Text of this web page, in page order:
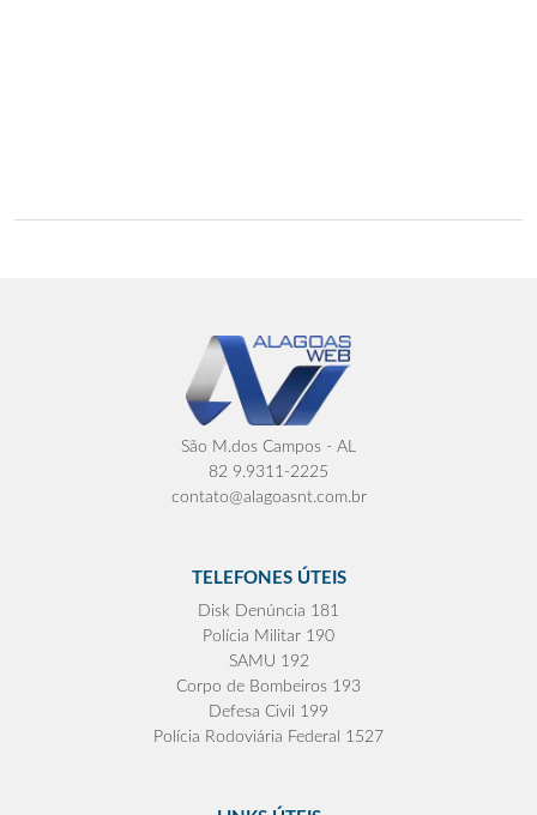
São M.dos Campos - AL
82 9.9311-2225
contato@alagoasnt.com.br
TELEFONES ÚTEIS
Disk Denúncia 181
Polícia Militar 190
SAMU 192
Corpo de Bombeiros 193
Defesa Civil 199
Polícia Rodoviária Federal 1527